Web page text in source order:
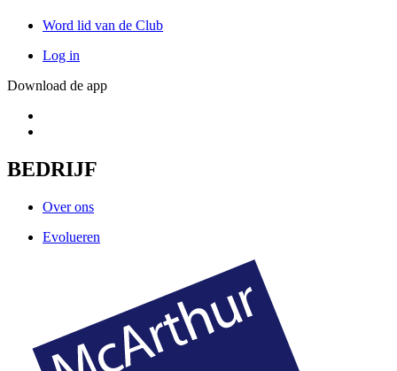
Word lid van de Club
Log in
Download de app
BEDRIJF
Over ons
Evolueren